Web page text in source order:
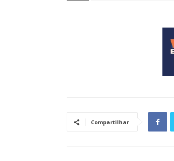
Compartilhar